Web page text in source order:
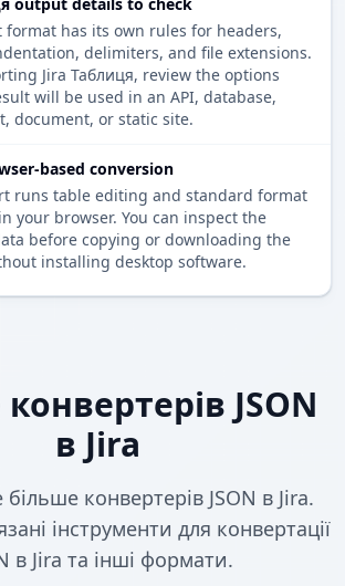
format has its own rules for headers,
delimiters, and file extensions.
Jira Таблиця, review the options
will be used in an API, database,
document, or static site.
based conversion
runs table editing and standard format
your browser. You can inspect the
before copying or downloading the
installing desktop software.
JSON
в Jira
конвертерів JSON в Jira.
інструменти для конвертації
в Jira та інші формати.